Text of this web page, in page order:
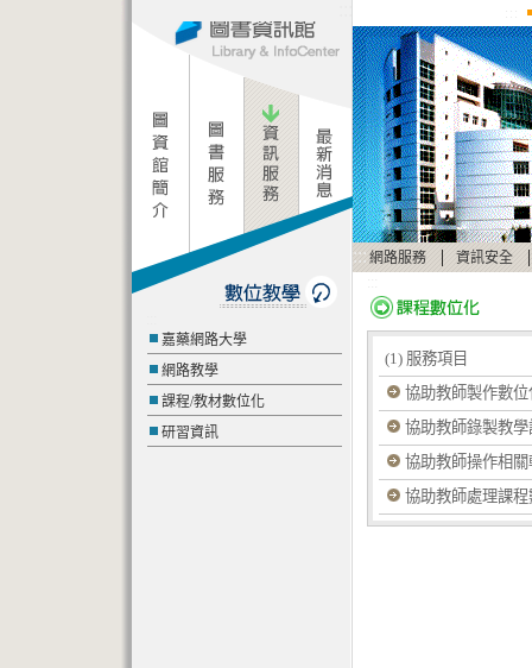
嘉藥網路大學
網路教學
課程/教材數位化
研習資訊
::: 網路服務 | 資訊安全 |
(1) 服務項目
協助教師製作數位
協助教師錄製教學
協助教師操作相
協助教師處理課